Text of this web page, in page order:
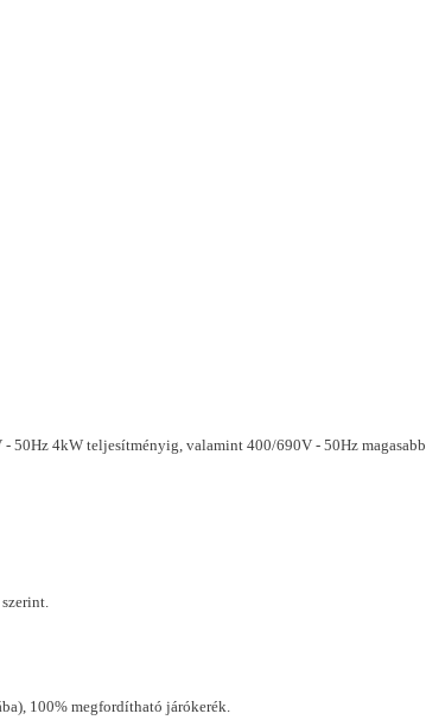
50Hz 4kW teljesítményig, valamint 400/690V - 50Hz magasabb
100% megfordítható járókerék.